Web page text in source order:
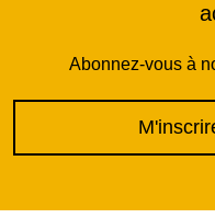
Abonnez-vous à